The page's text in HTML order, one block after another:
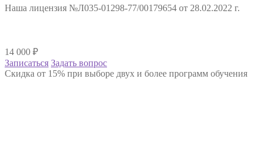
Наша лицензия №Л035-01298-77/00179654 от 28.02.2022 г.
14 000 ₽
Записаться Задать вопрос
Скидка от 15% при выборе двух и более программ обучения